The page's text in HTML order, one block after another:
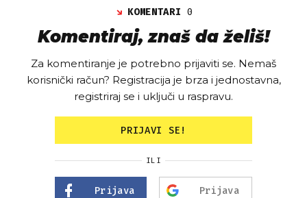
KOMENTARI0
Komentiraj, znaš da želiš!
Za komentiranje je potrebno prijaviti se. Nemaš
korisnički račun? Registracija je brza i jednostavna,
registriraj se i uključi u raspravu.
PRIJAVI SE!
ILI
Prijava Prijava